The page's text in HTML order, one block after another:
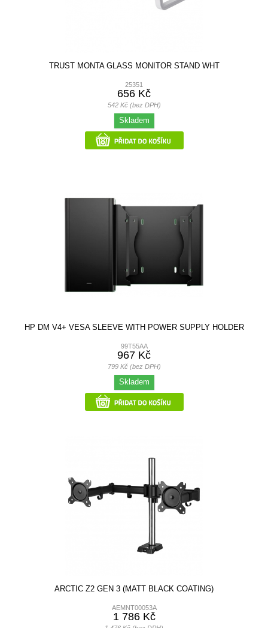
TRUST MONTA GLASS MONITOR STAND WHT
25351
656 Kč
542 Kč (bez DPH)
Skladem
HP DM V4+ VESA SLEEVE WITH POWER SUPPLY HOLDER
99T55AA
967 Kč
799 Kč (bez DPH)
Skladem
ARCTIC Z2 GEN 3 (MATT BLACK COATING)
AEMNT00053A
1 786 Kč